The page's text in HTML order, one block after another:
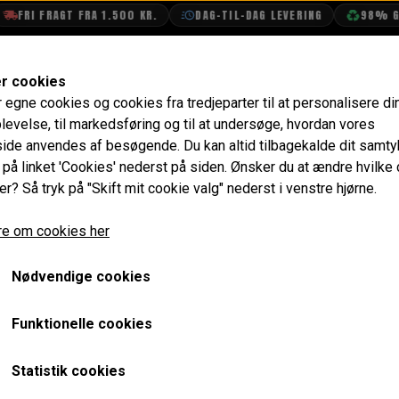
FRI FRAGT FRA 1.500 KR. DAG-TIL-DAG LEVERING 98%
900 kr.
Gavekort 900 kr.
Varenummer: GK900
Vælg mellem fysisk eller elektronisk gavekort når du
Gavekortet er til brug hos RetroSpeed og det kan
Ved brug i shoppen benyttes den gavekort kode som
mail efter købet.
cookies
egne cookies og cookies fra tredjeparter til at personalisere
til markedsføring og til at undersøge, hvordan vores
anvendes af besøgende. Du kan altid tilbagekalde dit
linket 'Cookies' nederst på siden. Ønsker du at ændre hvilke
Så tryk på "Skift mit cookie valg" nederst i venstre hjørne.
om cookies her
Nødvendige cookies
Funktionelle cookies
Statistik cookies